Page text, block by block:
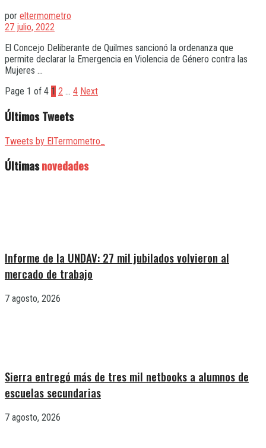
por eltermometro
27 julio, 2022
El Concejo Deliberante de Quilmes sancionó la ordenanza que
permite declarar la Emergencia en Violencia de Género contra las
Mujeres ...
Page 1 of 4 1 2 … 4 Next
Últimos Tweets
Tweets by ElTermometro_
Últimasnovedades
Informe de la UNDAV: 27 mil jubilados volvieron al
mercado de trabajo
7 agosto, 2026
Sierra entregó más de tres mil netbooks a alumnos de
escuelas secundarias
7 agosto, 2026